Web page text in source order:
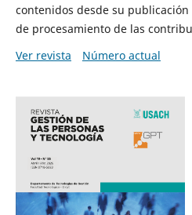
contenidos desde su
de procesamiento de las
Ver revista
Número actual